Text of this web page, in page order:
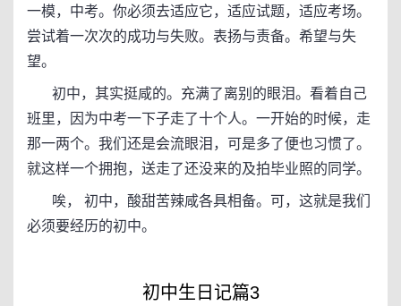
一模，中考。你必须去适应它，适应试题，适应考场。
尝试着一次次的成功与失败。表扬与责备。希望与失
望。
初中，其实挺咸的。充满了离别的眼泪。看着自己
班里，因为中考一下子走了十个人。一开始的时候，走
那一两个。我们还是会流眼泪，可是多了便也习惯了。
就这样一个拥抱，送走了还没来的及拍毕业照的同学。
唉， 初中，酸甜苦辣咸各具相备。可，这就是我们
必须要经历的初中。
初中生日记篇3